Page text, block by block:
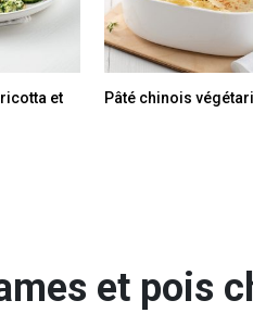
et
Pâté chinois
et pois